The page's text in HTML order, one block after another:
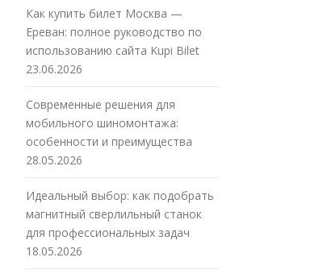
Как купить билет Москва —
Ереван: полное руководство по
использованию сайта Kupi Bilet
23.06.2026
Современные решения для
мобильного шиномонтажа:
особенности и преимущества
28.05.2026
Идеальный выбор: как подобрать
магнитный сверлильный станок
для профессиональных задач
18.05.2026